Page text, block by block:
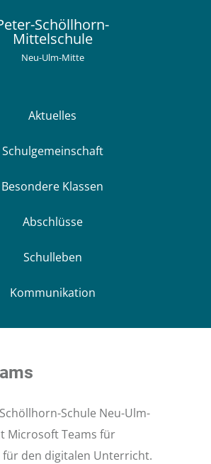
Schöllhorn-
Mittelschule
Neu-Ulm-Mitte
Aktuelles
Schulgemeinschaft
Besondere Klassen
Abschlüsse
Schulleben
Kommunikation
Schule Neu-Ulm-
Microsoft Teams für
für den digitalen Unterricht.